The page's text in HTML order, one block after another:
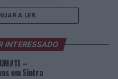
junto dos
local dos resíduos
com vista à valorização
A LER
INTERESSADO
–
em Sintra